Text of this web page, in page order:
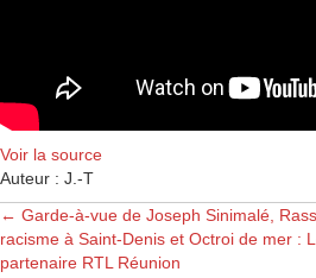
Voir la source
Auteur : J.-T
Posts
← Garde-à-vue de Joseph Sinimalé,
racisme à Saint-Denis et Octroi de mer :
partenaire RTL Réunion